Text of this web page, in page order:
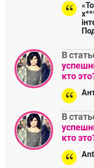
В
кто
В
кто